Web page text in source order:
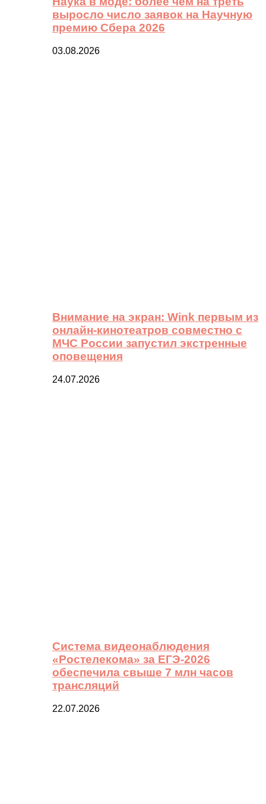
выросло число заявок на Научную
премию Сбера 2026
03.08.2026
Внимание на экран: Wink первым из
онлайн-кинотеатров совместно с
МЧС России запустил экстренные
оповещения
24.07.2026
Система видеонаблюдения
«Ростелекома» за ЕГЭ-2026
обеспечила свыше 7 млн часов
трансляций
22.07.2026